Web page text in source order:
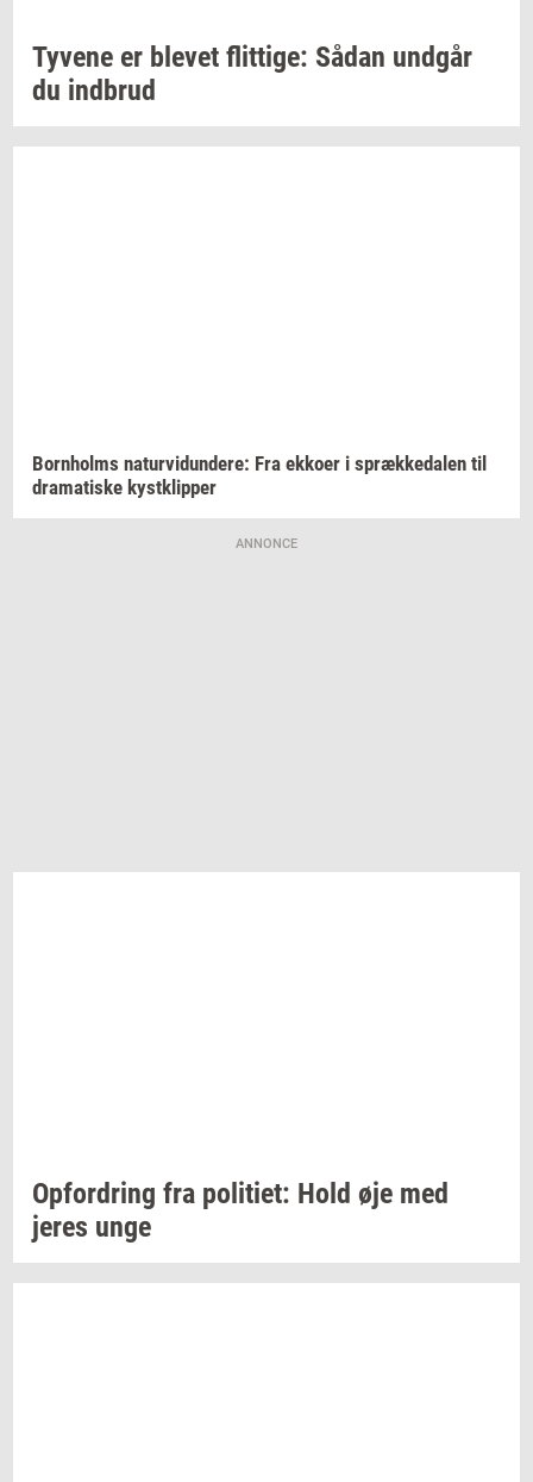
Ty­ve­ne er ble­vet flit­ti­ge: Sådan und­går
du ind­brud
Born­holms na­tur­vi­dun­de­re: Fra ek­ko­er i spræk­ke­da­len til
dra­ma­ti­ske kyst­klip­per
ANNONCE
Op­for­dring fra po­li­ti­et: Hold øje med
jeres unge